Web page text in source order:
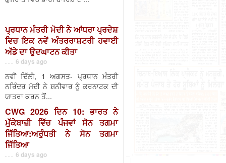
ਪ੍ਰਧਾਨ ਮੰਤਰੀ ਮੋਦੀ ਨੇ ਆਂਧਰਾ ਪ੍ਰਦੇਸ਼
ਵਿਚ ਇਕ ਨਵੇਂ ਅੰਤਰਰਾਸ਼ਟਰੀ ਹਵਾਈ
ਅੱਡੇ ਦਾ ਉਦਘਾਟਨ ਕੀਤਾ
. . . 6 days ago
ਨਵੀਂ ਦਿੱਲੀ, 1 ਅਗਸਤ- ਪ੍ਰਧਾਨ ਮੰਤਰੀ
ਨਰਿੰਦਰ ਮੋਦੀ ਨੇ ਸ਼ਨੀਵਾਰ ਨੂੰ ਕਰਨਾਟਕ ਦੀ
ਯਾਤਰਾ ਕਰਨ ਤੋਂ...
CWG 2026 ਦਿਨ 10: ਭਾਰਤ ਨੇ
ਮੁੱਕੇਬਾਜ਼ੀ ਵਿੱਚ ਪੰਜਵਾਂ ਸੋਨ ਤਗਮਾ
ਜਿੱਤਿਆ:ਅਰੁੰਧਤੀ ਨੇ ਸੋਨ ਤਗਮਾ
ਜਿੱਤਿਆ
. . . 6 days ago